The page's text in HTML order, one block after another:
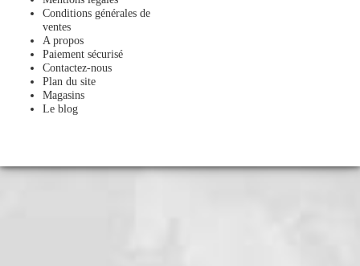
Conditions générales de
ventes
A propos
Paiement sécurisé
Contactez-nous
Plan du site
Magasins
Le blog